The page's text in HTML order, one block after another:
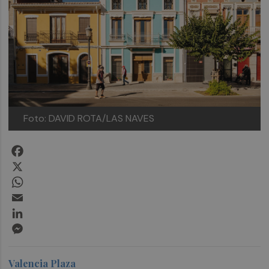
Foto: DAVID ROTA/LAS NAVES
Valencia Plaza